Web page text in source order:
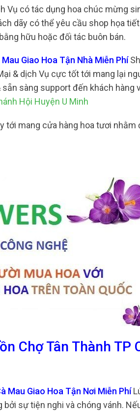
Vụ có tác dụng hoa chúc mừng
dãy có thể yêu cầu shop họa
hữu hoặc đối tác buôn bán.
Giao Hoa Tận Nhà Miễn Phí
& dịch Vụ cực tốt tới mang lại
sàng support đến khách hàng
Hội Huyện U Minh
tới mang cửa hàng hoa tươi
Chợ Tân Thành TP
Mau Giao Hoa Tận Nơi Miễn Phí
sự tiện nghi và chóng vánh.